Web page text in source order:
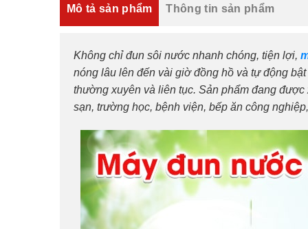
Mô tả sản phẩm Thông tin sản phẩm
Không chỉ đun sôi nước nhanh chóng, tiện lợi,
nóng lâu lên đến vài giờ đồng hồ và tự động
thường xuyên và liên tục. Sản phẩm đang
sạn, trường học, bệnh viện, bếp ăn công